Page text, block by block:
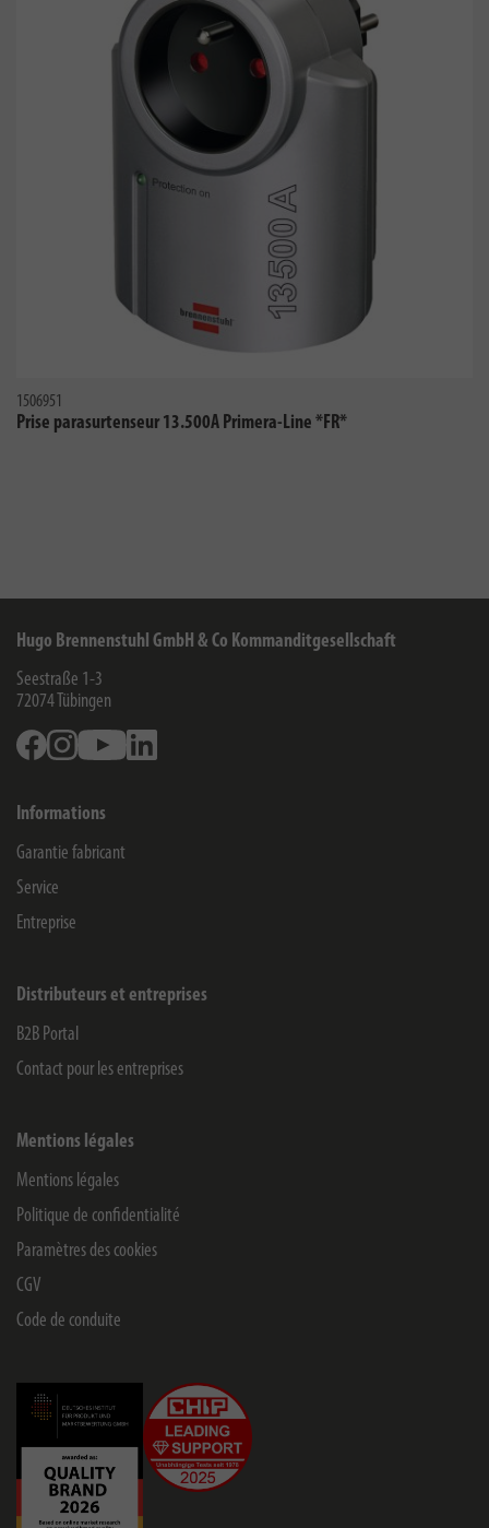
1506951
Prise parasurtenseur 13.500A Primera-Line *FR*
Hugo Brennenstuhl GmbH & Co Kommanditgesellschaft
Seestraße 1-3
72074 Tübingen
FacebookInstagramYoutube
Informations
Garantie fabricant
Service
Entreprise
Distributeurs et entreprises
B2B Portal
Contact pour les entreprises
Mentions légales
Mentions légales
Politique de confidentialité
Paramètres des cookies
CGV
Code de conduite